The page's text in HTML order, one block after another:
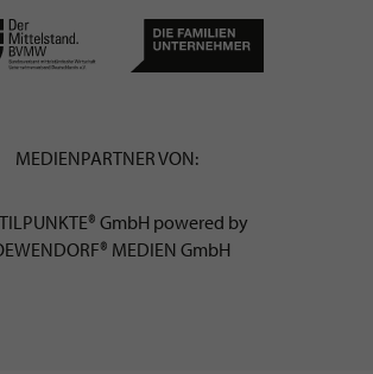
MEDIENPARTNER VON:
GmbH powered by
MEDIEN GmbH